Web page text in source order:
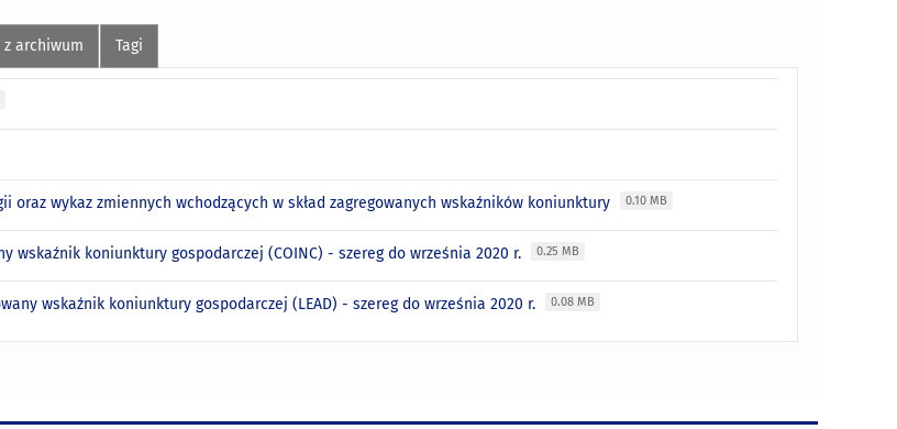
z archiwum Tagi
oraz wykaz zmiennych wchodzących w skład zagregowanych wskaźników koniunktury 0.10 MB
wskaźnik koniunktury gospodarczej (COINC) - szereg do września 2020 r. 0.25 MB
wskaźnik koniunktury gospodarczej (LEAD) - szereg do września 2020 r. 0.08 MB